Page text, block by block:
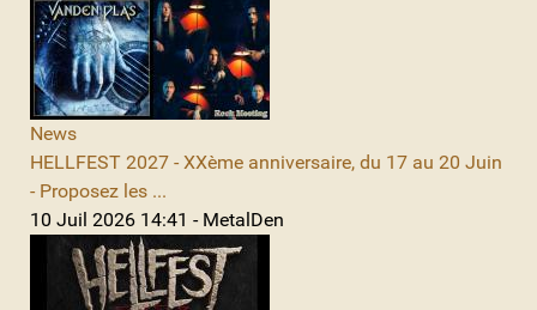
News
HELLFEST 2027 - XXème anniversaire, du 17 au 20 Juin
- Proposez les ...
10 Juil 2026 14:41 - MetalDen